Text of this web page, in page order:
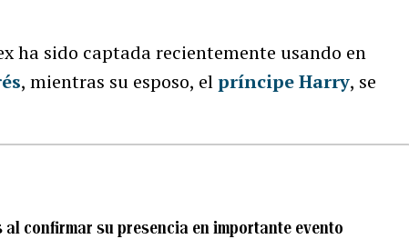
ha sido captada recientemente usando en
, mientras su esposo, elpríncipe Harry, se
confirmar su presencia en importante evento